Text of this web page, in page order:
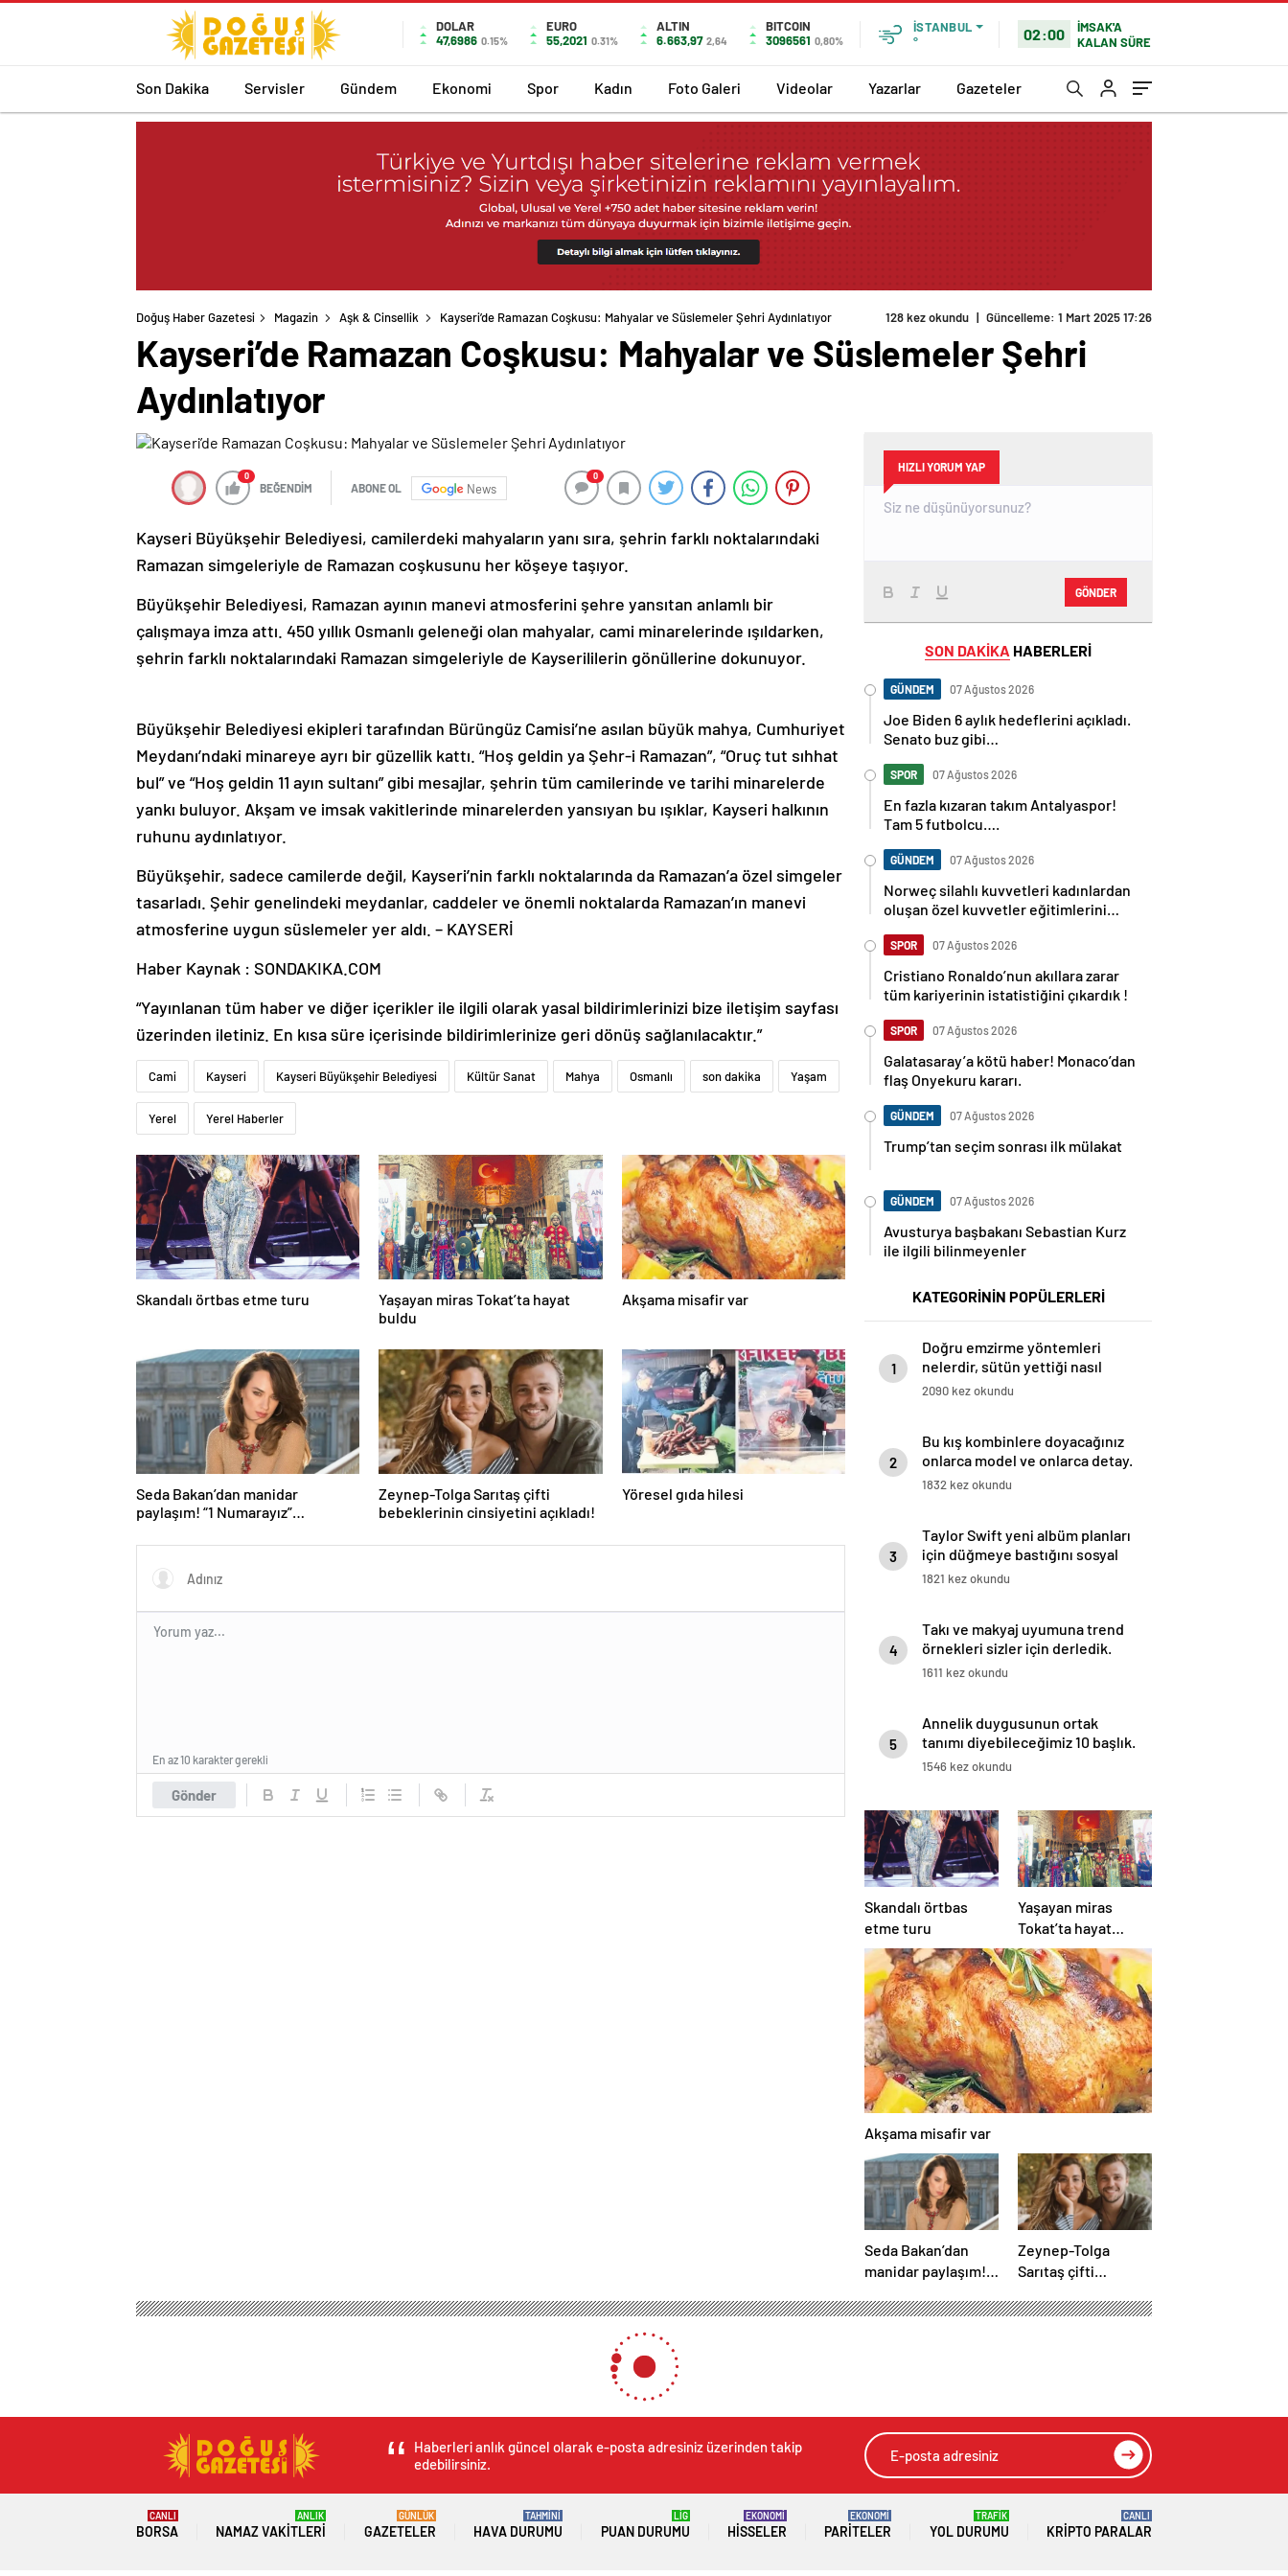
DOLAR
47,6986 0.15%
EURO
55,2021 0.31%
ALTIN
6.663,97 2,64
BITCOIN
3096561 0,80%
İSTANBUL
°
02:00
İMSAK'A
KALAN SÜRE
Son Dakika Servisler Gündem Ekonomi Spor Kadın Foto Galeri Videolar Yazarlar Gazeteler
Doğuş Haber Gazetesi Magazin Aşk & Cinsellik Kayseri’de Ramazan Coşkusu: Mahyalar ve Süslemeler Şehri Aydınlatıyor 128 kez okundu | Güncelleme: 1 Mart 2025 17:26
Kayseri’de Ramazan Coşkusu: Mahyalar ve Süslemeler Şehri
Aydınlatıyor
0
BEĞENDİM ABONE OL News
0
Kayseri Büyükşehir Belediyesi, camilerdeki mahyaların yanı sıra, şehrin farklı noktalarındaki
Ramazan simgeleriyle de Ramazan coşkusunu her köşeye taşıyor.
Büyükşehir Belediyesi, Ramazan ayının manevi atmosferini şehre yansıtan anlamlı bir
çalışmaya imza attı. 450 yıllık Osmanlı geleneği olan mahyalar, cami minarelerinde ışıldarken,
şehrin farklı noktalarındaki Ramazan simgeleriyle de Kayserililerin gönüllerine dokunuyor.
Büyükşehir Belediyesi ekipleri tarafından Bürüngüz Camisi’ne asılan büyük mahya, Cumhuriyet
Meydanı’ndaki minareye ayrı bir güzellik kattı. “Hoş geldin ya Şehr-i Ramazan”, “Oruç tut sıhhat
bul” ve “Hoş geldin 11 ayın sultanı” gibi mesajlar, şehrin tüm camilerinde ve tarihi minarelerde
yankı buluyor. Akşam ve imsak vakitlerinde minarelerden yansıyan bu ışıklar, Kayseri halkının
ruhunu aydınlatıyor.
Büyükşehir, sadece camilerde değil, Kayseri’nin farklı noktalarında da Ramazan’a özel simgeler
tasarladı. Şehir genelindeki meydanlar, caddeler ve önemli noktalarda Ramazan’ın manevi
atmosferine uygun süslemeler yer aldı. – KAYSERİ
Haber Kaynak : SONDAKIKA.COM
“Yayınlanan tüm haber ve diğer içerikler ile ilgili olarak yasal bildirimlerinizi bize iletişim sayfası
üzerinden iletiniz. En kısa süre içerisinde bildirimlerinize geri dönüş sağlanılacaktır.”
Cami Kayseri Kayseri Büyükşehir Belediyesi Kültür Sanat Mahya Osmanlı son dakika Yaşam
Yerel Yerel Haberler
Skandalı örtbas etme turu
Yaşayan miras Tokat’ta hayat
buldu
Akşama misafir var
Seda Bakan’dan manidar
paylaşım! “1 Numarayız”
gönderme gündeme bomba gibi
Zeynep-Tolga Sarıtaş çifti
bebeklerinin cinsiyetini açıkladı!
Yöresel gıda hilesi
Gönder
En az 10 karakter gerekli
HIZLI YORUM YAP
GÖNDER
SON DAKİKA HABERLERİ
GÜNDEM 07 Ağustos 2026
Joe Biden 6 aylık hedeflerini açıkladı.
Senato buz gibi…
SPOR 07 Ağustos 2026
En fazla kızaran takım Antalyaspor!
Tam 5 futbolcu….
GÜNDEM 07 Ağustos 2026
Norweç silahlı kuvvetleri kadınlardan
oluşan özel kuvvetler eğitimlerini
SPOR 07 Ağustos 2026
Cristiano Ronaldo’nun akıllara zarar
tüm kariyerinin istatistiğini çıkardık !
SPOR 07 Ağustos 2026
Galatasaray’a kötü haber! Monaco’dan
flaş Onyekuru kararı.
GÜNDEM 07 Ağustos 2026
Trump’tan seçim sonrası ilk mülakat
GÜNDEM 07 Ağustos 2026
Avusturya başbakanı Sebastian Kurz
ile ilgili bilinmeyenler
KATEGORİNİN POPÜLERLERİ
1
Doğru emzirme yöntemleri
nelerdir, sütün yettiği nasıl
anlaşılır?
2090 kez okundu
2
Bu kış kombinlere doyacağınız
onlarca model ve onlarca detay.
1832 kez okundu
3
Taylor Swift yeni albüm planları
için düğmeye bastığını sosyal
medyadan duyurdu!
1821 kez okundu
4
Takı ve makyaj uyumuna trend
örnekleri sizler için derledik.
1611 kez okundu
5
Annelik duygusunun ortak
tanımı diyebileceğimiz 10 başlık.
1546 kez okundu
Skandalı örtbas
etme turu
Yaşayan miras
Tokat’ta hayat
buldu
Akşama misafir var
Seda Bakan’dan
manidar paylaşım!
mesajının
Zeynep-Tolga
Sarıtaş çifti
cinsiyetini açıkladı!
Haberleri anlık güncel olarak e-posta adresiniz üzerinden takip
edebilirsiniz.
BORSA
CANLI
NAMAZ VAKITLERI
ANLIK
GAZETELER
GÜNLÜK
HAVA DURUMU
TAHMİNİ
PUAN DURUMU
LİG
HISSELER
EKONOMİ
PARITELER
EKONOMİ
YOL DURUMU
TRAFİK
KRIPTO PARALAR
CANLI